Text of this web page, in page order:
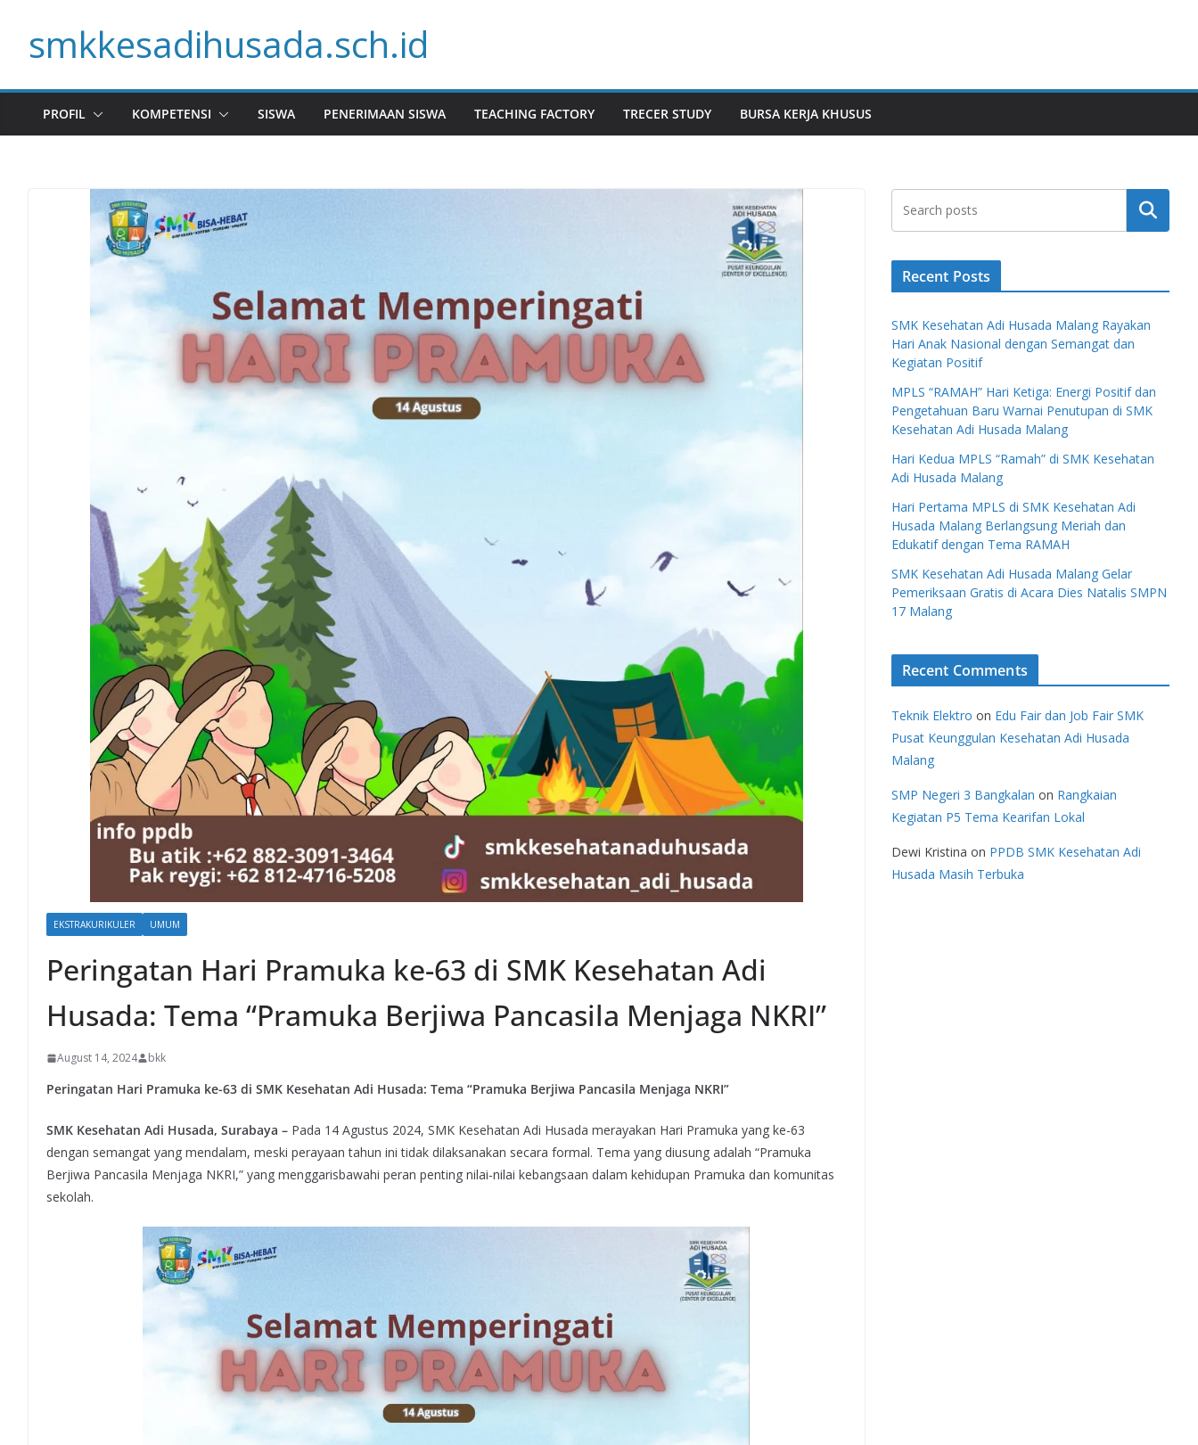
contentsmkkesadihusada.sch.id
PROFIL KOMPETENSI SISWA PENERIMAAN SISWA TEACHING FACTORY TRECER STUDY BURSA KERJA KHUSUS
EKSTRAKURIKULER UMUM
Peringatan Hari Pramuka ke-63 di SMK Kesehatan Adi
Husada: Tema “Pramuka Berjiwa Pancasila Menjaga NKRI”
August 14, 2024 bkk
Peringatan Hari Pramuka ke-63 di SMK Kesehatan Adi Husada: Tema “Pramuka Berjiwa Pancasila Menjaga NKRI”
SMK Kesehatan Adi Husada, Surabaya – Pada 14 Agustus 2024, SMK Kesehatan Adi Husada merayakan Hari Pramuka yang ke-63
dengan semangat yang mendalam, meski perayaan tahun ini tidak dilaksanakan secara formal. Tema yang diusung adalah “Pramuka
Berjiwa Pancasila Menjaga NKRI,” yang menggarisbawahi peran penting nilai-nilai kebangsaan dalam kehidupan Pramuka dan komunitas
sekolah.
Search
Recent Posts
SMK Kesehatan Adi Husada Malang Rayakan
Hari Anak Nasional dengan Semangat dan
Kegiatan Positif
MPLS “RAMAH” Hari Ketiga: Energi Positif dan
Pengetahuan Baru Warnai Penutupan di SMK
Kesehatan Adi Husada Malang
Hari Kedua MPLS “Ramah” di SMK Kesehatan
Adi Husada Malang
Hari Pertama MPLS di SMK Kesehatan Adi
Husada Malang Berlangsung Meriah dan
Edukatif dengan Tema RAMAH
SMK Kesehatan Adi Husada Malang Gelar
Pemeriksaan Gratis di Acara Dies Natalis SMPN
17 Malang
Recent Comments
Teknik Elektro on Edu Fair dan Job Fair SMK
Pusat Keunggulan Kesehatan Adi Husada
Malang
SMP Negeri 3 Bangkalan on Rangkaian
Kegiatan P5 Tema Kearifan Lokal
Dewi Kristina on PPDB SMK Kesehatan Adi
Husada Masih Terbuka